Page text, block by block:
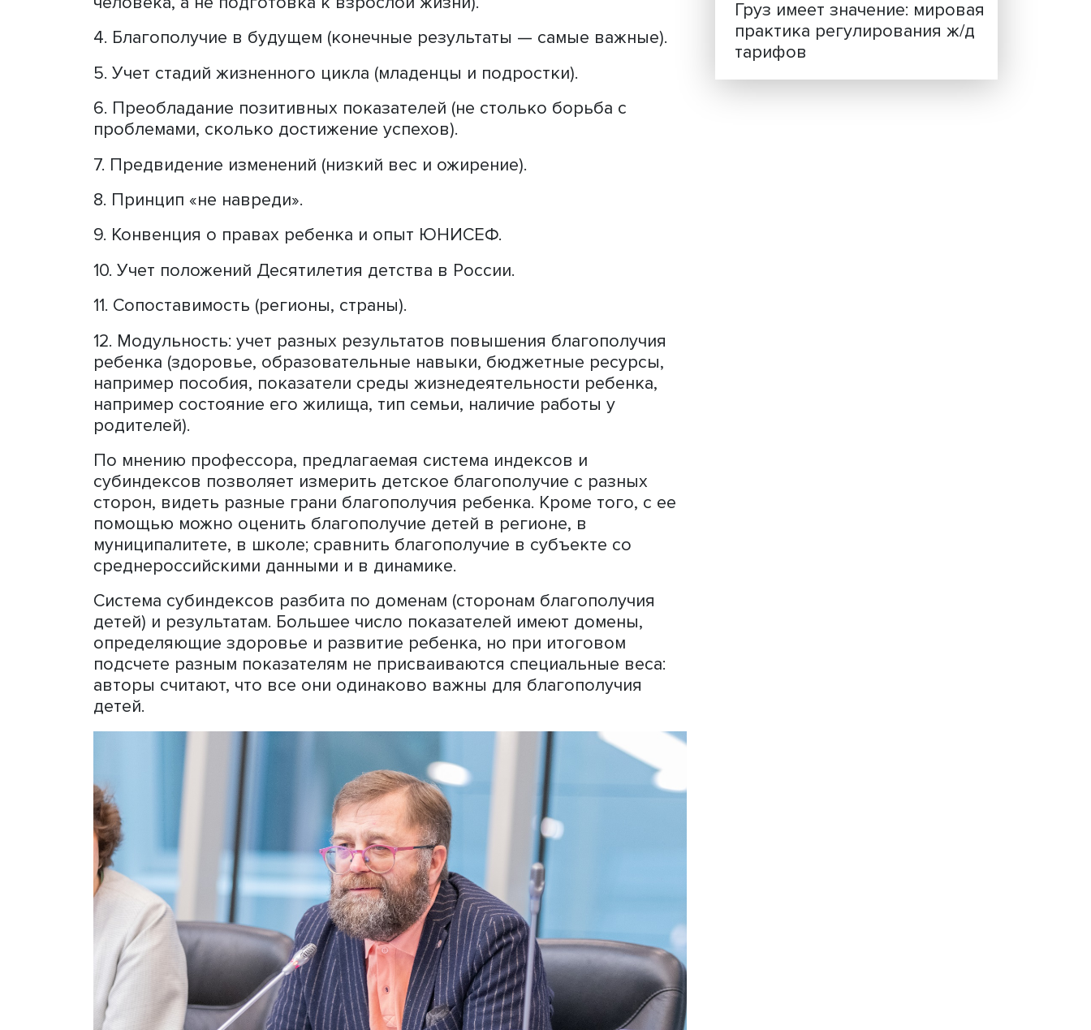
Заведующая кафедрой народонаселения экономического факультета
МГУ имени М.В. Ломоносова Ирина Калабихина рассказала о системе
субиндексов, которые были использованы в работе.
По словам профессора, индекс строится на 12 главных принципах:
1. Фокус на интересах ребенка (не государства и даже не семьи).
3. Благополучие сейчас (детство — самостоятельный этап жизни
человека, а не подготовка к взрослой жизни).
5. Учет стадий жизненного цикла (младенцы и подростки).
6. Преобладание позитивных показателей (не столько борьба с
проблемами, сколько достижение успехов).
7. Предвидение изменений (низкий вес и ожирение).
8. Принцип «не навреди».
9. Конвенция о правах ребенка и опыт ЮНИСЕФ.
10. Учет положений Десятилетия детства в России.
11. Сопоставимость (регионы, страны).
12. Модульность: учет разных результатов повышения благополучия
ребенка (здоровье, образовательные навыки, бюджетные ресурсы,
например состояние его жилища, тип семьи, наличие работы у
родителей).
По мнению профессора, предлагаемая система индексов и
субиндексов позволяет измерить детское благополучие с разных
сторон, видеть разные грани благополучия ребенка. Кроме того, с ее
помощью можно оценить благополучие детей в регионе, в
муниципалитете, в школе; сравнить благополучие в субъекте со
среднероссийскими данными и в динамике.
Система субиндексов разбита по доменам (сторонам благополучия
детей) и результатам. Большее число показателей имеют домены,
определяющие здоровье и развитие ребенка, но при итоговом